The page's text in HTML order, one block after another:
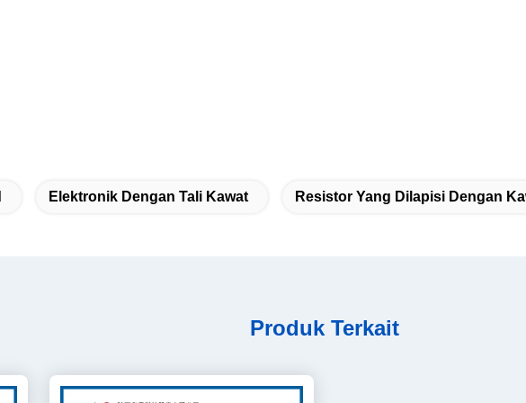
Elektronik Dengan Tali Kawat Resistor Yang Dilapisi Dengan
Produk Terkait